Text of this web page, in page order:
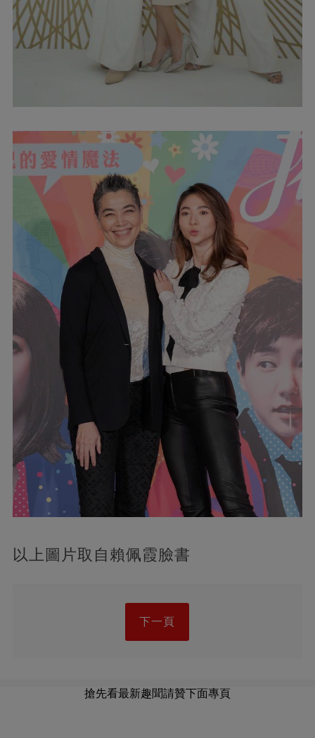
以上圖片取自賴佩霞臉書
下一頁
搶先看最新趣聞請贊下面專頁